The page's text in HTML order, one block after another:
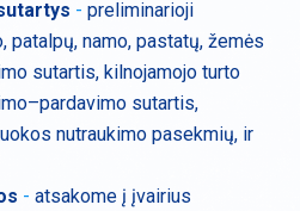
- preliminarioji
patalpų, namo, pastatų, žemės
sutartis, kilnojamojo turto
sutartis,
nutraukimo pasekmių, ir
- atsakome į įvairius